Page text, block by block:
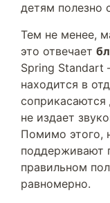
детям полезно
Тем не менее,
это отвечает
Spring Standart
находится в
соприкасаются
не издает
Помимо этого,
поддерживают
правильном
равномерно.